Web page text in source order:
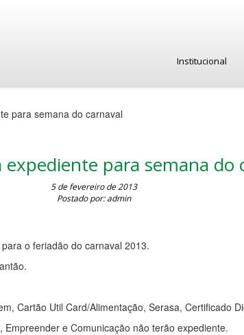
Institucional
para semana do carnaval
expediente para semana do
5 de fevereiro de 2013
Postado por: admin
o feriadão do carnaval 2013.
Cartão Util Card/Alimentação, Serasa, Certificado
e Comunicação não terão expediente.